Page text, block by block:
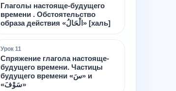
Глаголы настояще-будущего
времени . Обстоятельство
образа действия «الْحَالُ» [халь]
Урок 11
Спряжение глагола настояще-
будущего времени. Частицы
будущего времени «سَ» и
«سَوْفَ»